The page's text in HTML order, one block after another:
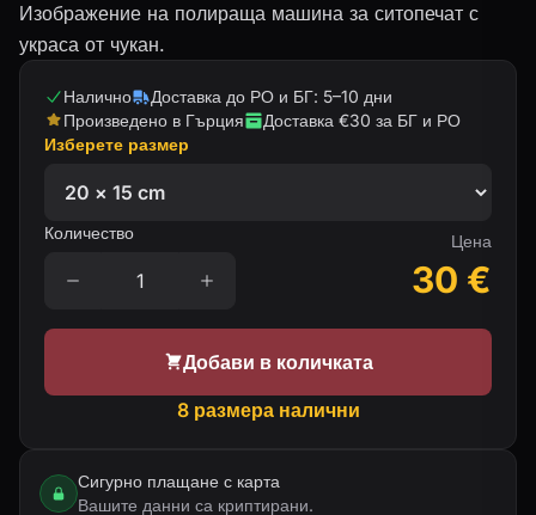
Изображение на полираща машина за ситопечат с
украса от чукан.
Налично
Доставка до РО и БГ: 5–10 дни
Произведено в Гърция
Доставка €30 за БГ и РО
Изберете размер
Количество Цена
30 €
Добави в количката
8 размера налични
Сигурно плащане с карта
Вашите данни са криптирани.